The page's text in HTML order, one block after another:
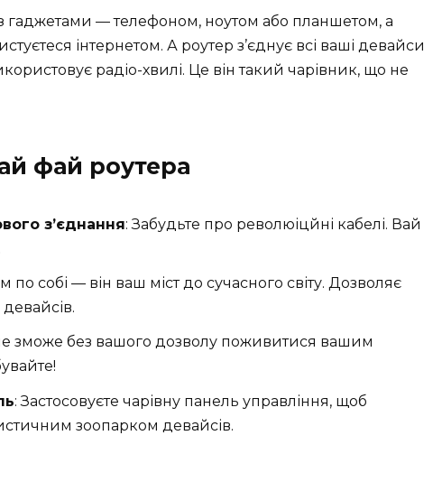
— телефоном, ноутом або планшетом, а
інтернетом. А роутер з’єднує всі ваші девайси
радіо-хвилі. Це він такий чарівник, що не
фай роутера
з’єднання: Забудьте про революіцйні кабелі. Вай
по собі — він ваш міст до сучасного світу. Дозволяє
не зможе без вашого дозволу поживитися вашим
: Застосовуєте чарівну панель управління, щоб
зоопарком девайсів.